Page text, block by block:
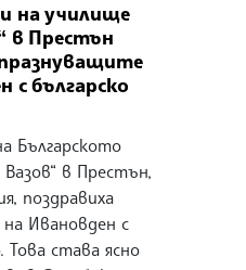
на училище
в Престън
с българско
Българското
в Престън,
поздравиха
Ивановден с
Това става ясно